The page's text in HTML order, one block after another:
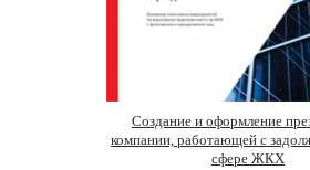
Создание и оформление
компании, работающей с
сфере ЖКХ